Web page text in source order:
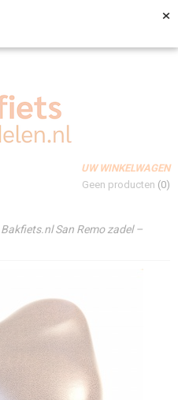
×
UW WINKELWAGEN
Geen producten (0)
Bakfiets.nl San Remo zadel –